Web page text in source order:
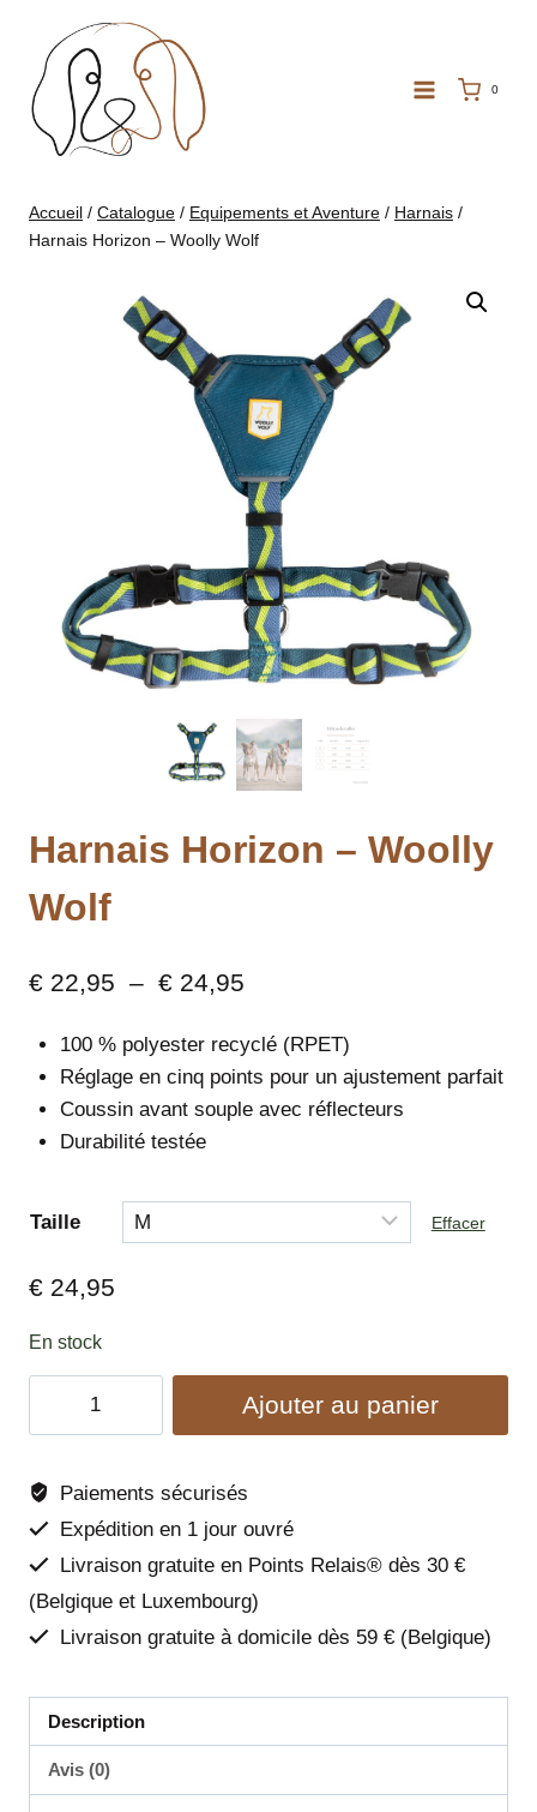
contenu
0
Accueil / Catalogue / Equipements et Aventure / Harnais /
Harnais Horizon – Woolly Wolf
Harnais Horizon – Woolly
Wolf
€ 22,95 – € 24,95
prix :
€ 22,95
100 % polyester recyclé (RPET)
Réglage en cinq points pour un ajustement parfait
Coussin avant souple avec réflecteurs
Durabilité testée
Taille Effacer
€ 24,95
En stock
Horizon
Woolly
Ajouter au panier
Paiements sécurisés
Expédition en 1 jour ouvré
Livraison gratuite en Points Relais® dès 30 €
(Belgique et Luxembourg)
Livraison gratuite à domicile dès 59 € (Belgique)
Description
Avis (0)